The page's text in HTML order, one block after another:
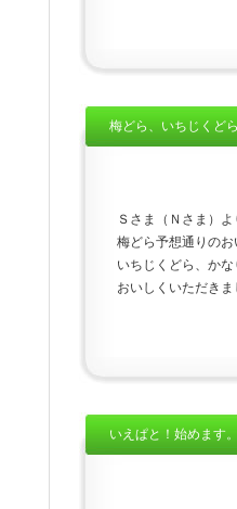
梅どら、いちじくどら
Ｓさま（Ｎさま）
梅どら予想通りのお
いちじくどら、かな
おいしくいただきま
いえぱと！始めます。